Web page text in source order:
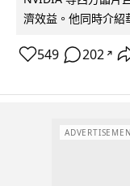
濟效益。他同時介紹
549 202 ↗